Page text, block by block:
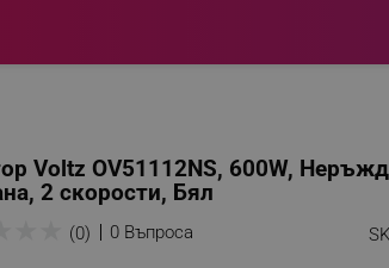
Voltz OV51112NS, 600W,
2 скорости, Бял
(0) 0 Въпроса